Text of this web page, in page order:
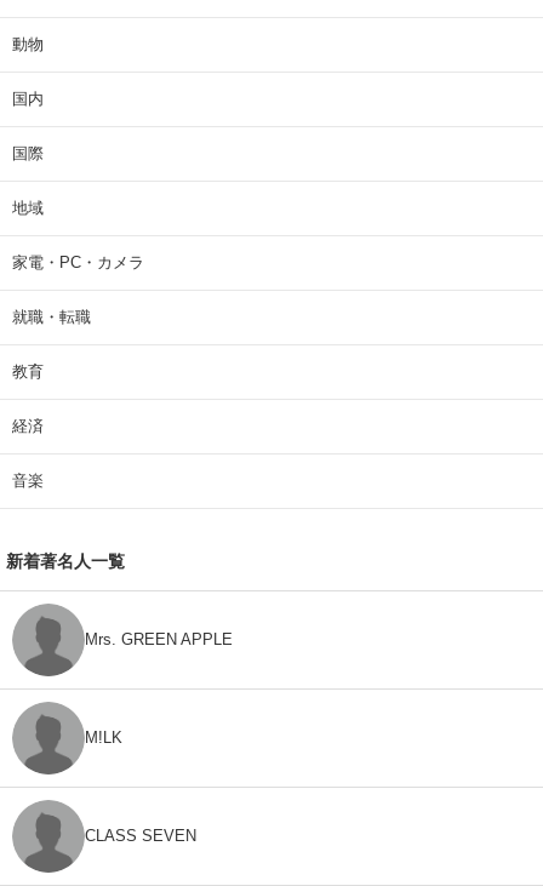
動物
国内
国際
地域
家電・PC・カメラ
就職・転職
教育
経済
音楽
新着著名人一覧
Mrs. GREEN APPLE
M!LK
CLASS SEVEN